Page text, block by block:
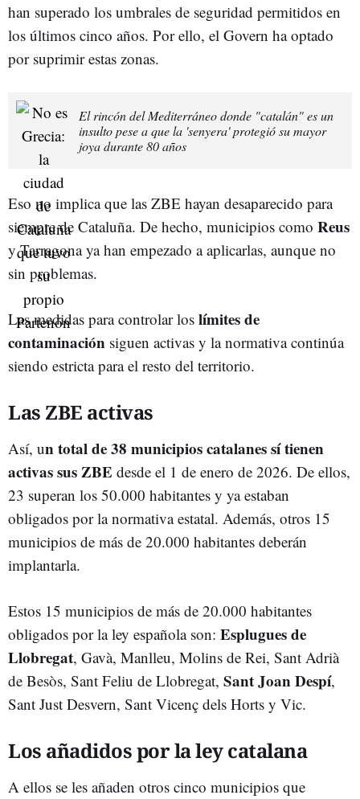
han superado los umbrales de seguridad permitidos en
los últimos cinco años. Por ello, el Govern ha optado
por suprimir estas zonas.
El rincón del Mediterráneo donde "catalán" es un
insulto pese a que la 'senyera' protegió su mayor
joya durante 80 años
Eso no implica que las ZBE hayan desaparecido para
siempre de Cataluña. De hecho, municipios como Reus
y Tarragona ya han empezado a aplicarlas, aunque no
sin problemas.
Las medidas para controlar los límites de
contaminación siguen activas y la normativa continúa
siendo estricta para el resto del territorio.
Las ZBE activas
Así, un total de 38 municipios catalanes sí tienen
activas sus ZBE desde el 1 de enero de 2026. De ellos,
23 superan los 50.000 habitantes y ya estaban
obligados por la normativa estatal. Además, otros 15
municipios de más de 20.000 habitantes deberán
implantarla.
Estos 15 municipios de más de 20.000 habitantes
obligados por la ley española son: Esplugues de
Llobregat, Gavà, Manlleu, Molins de Rei, Sant Adrià
de Besòs, Sant Feliu de Llobregat, Sant Joan Despí,
Sant Just Desvern, Sant Vicenç dels Horts y Vic.
Los añadidos por la ley catalana
A ellos se les añaden otros cinco municipios que